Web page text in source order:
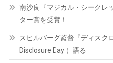
南沙良『マジカル・シークレ
ター賞を受賞！
スピルバーグ監督『ディスク
Disclosure Day ）語る